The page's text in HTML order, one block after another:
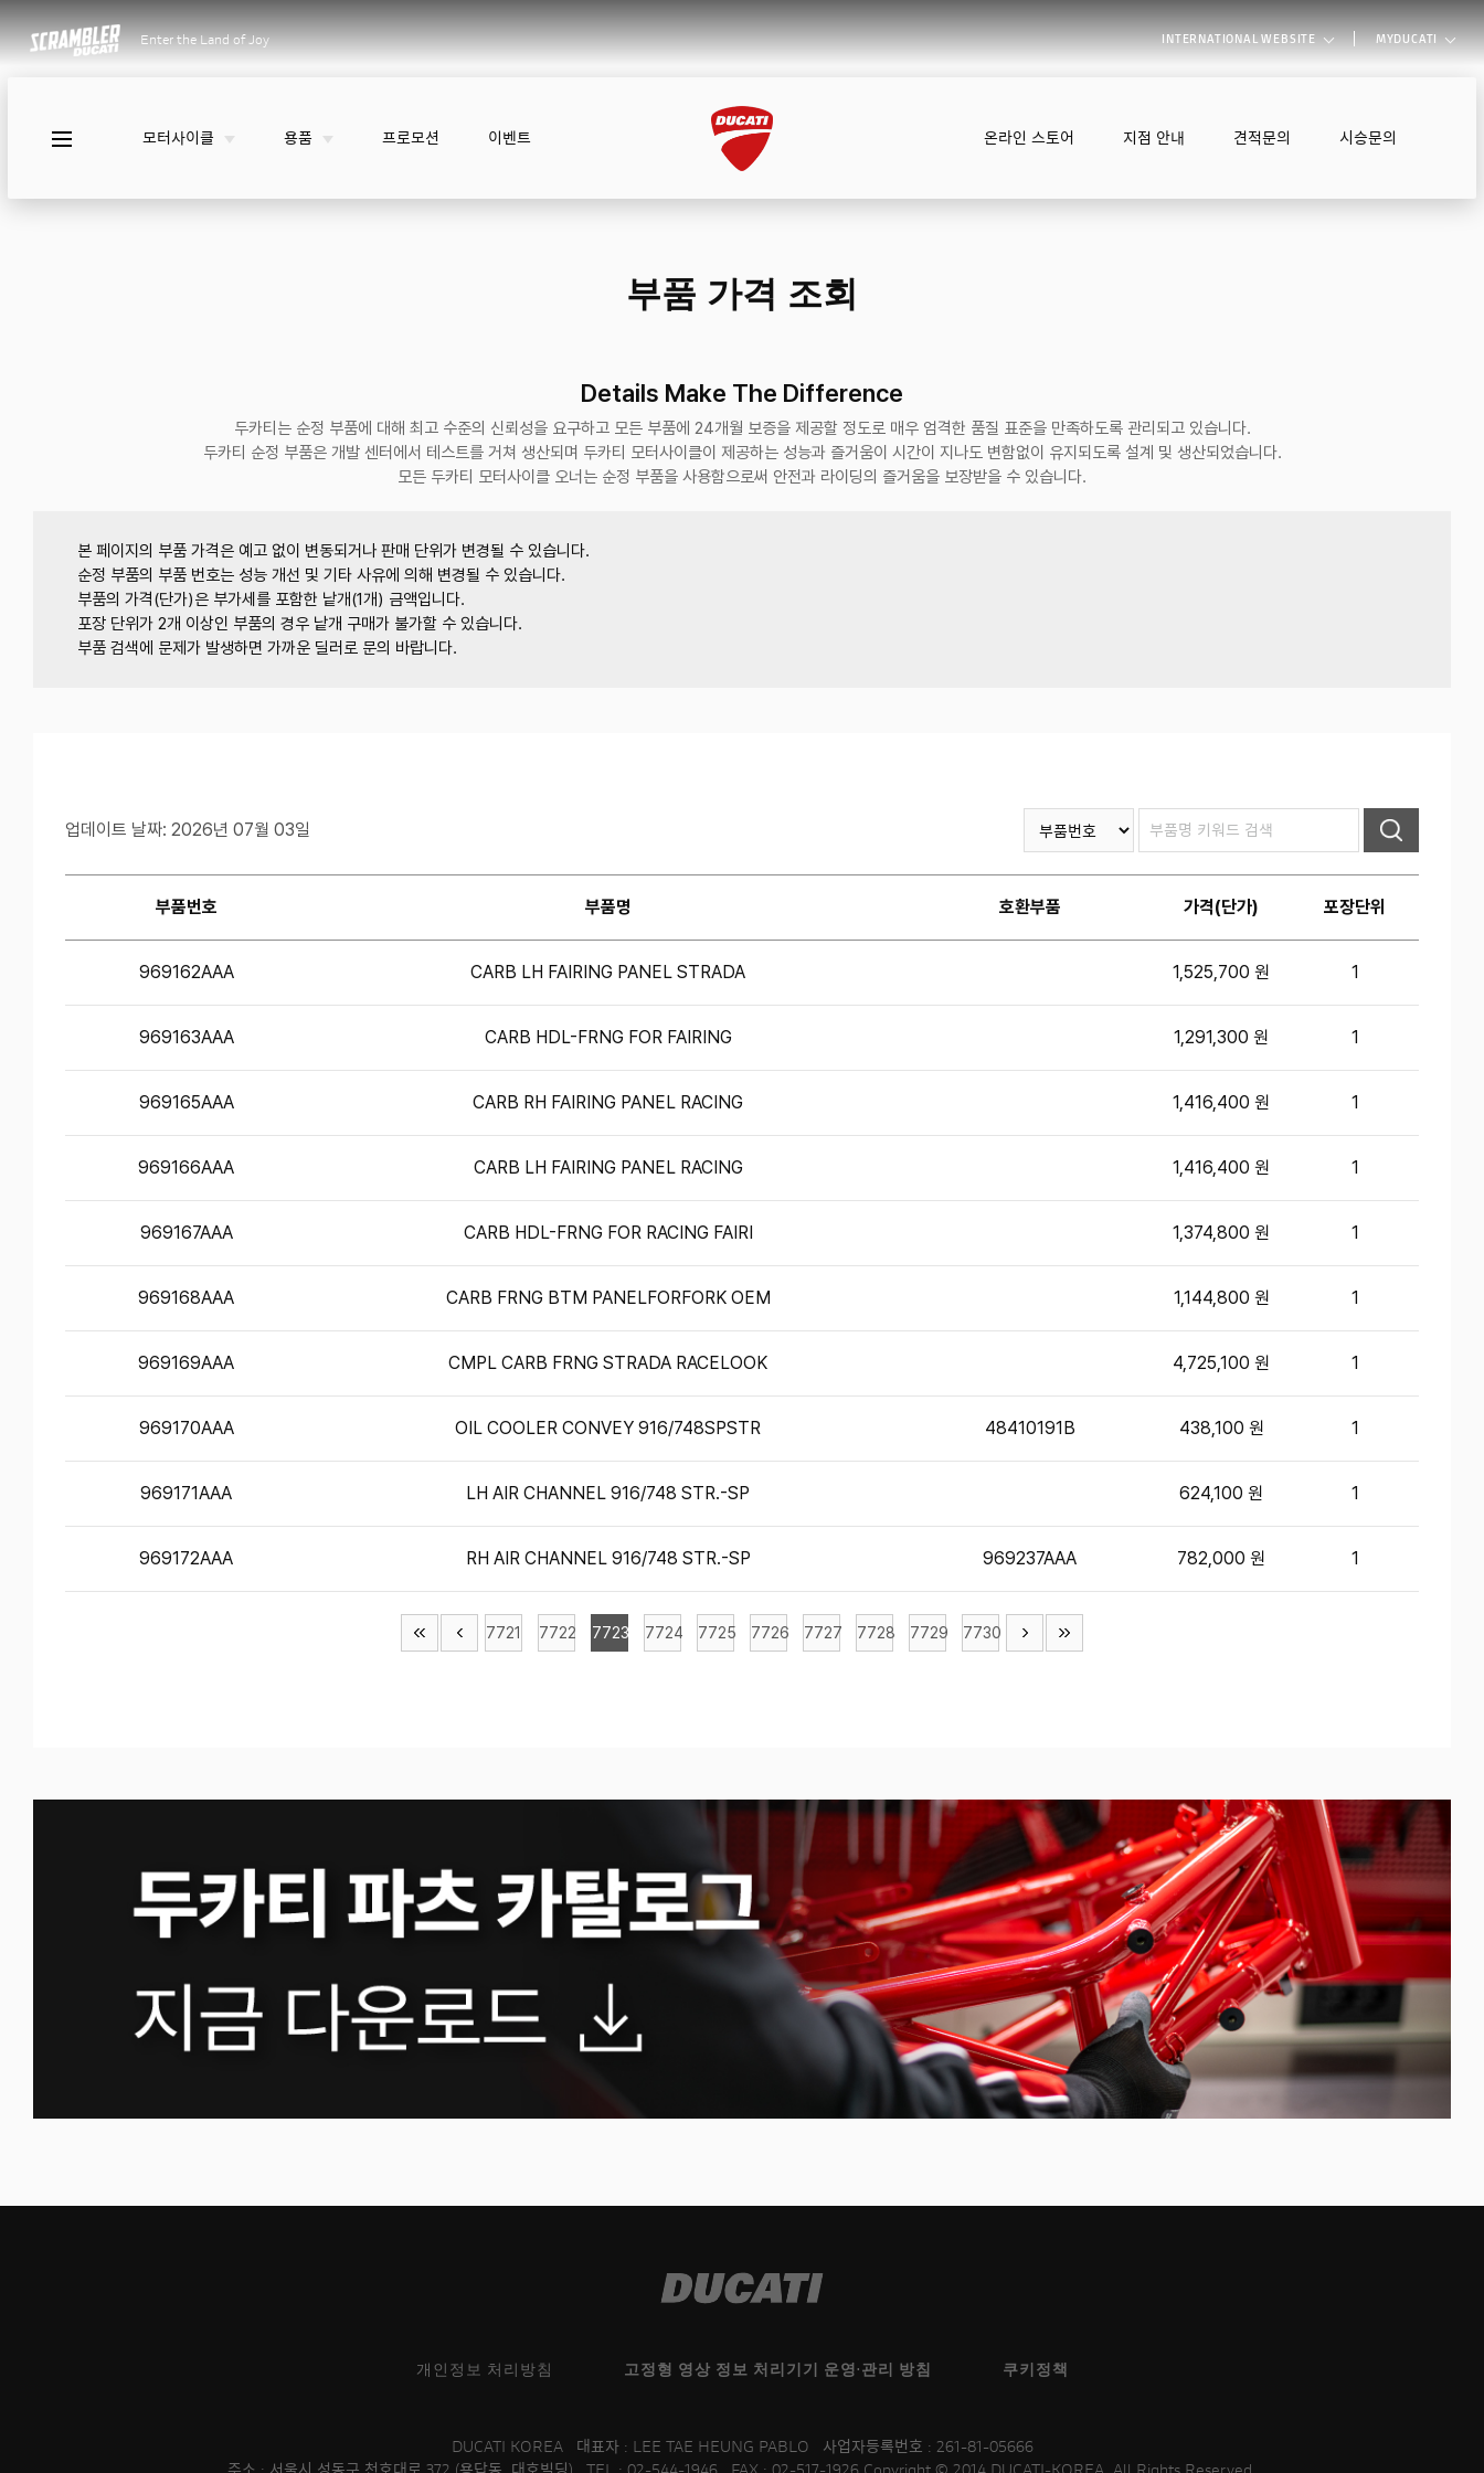
Enter the Land of Joy INTERNATIONAL WEBSITE MYDUCATI
모터사이클 용품 프로모션 이벤트 온라인 스토어 지점 안내 견적문의 시승문의
부품 가격 조회
Details Make The Difference
두카티는 순정 부품에 대해 최고 수준의 신뢰성을 요구하고 모든 부품에 24개월 보증을 제공할 정도로 매우 엄격한 품질 표준을 만족하도록 관리되고 있습니다.
두카티 순정 부품은 개발 센터에서 테스트를 거쳐 생산되며 두카티 모터사이클이 제공하는 성능과 즐거움이 시간이 지나도 변함없이 유지되도록 설계 및 생산되었습니다.
모든 두카티 모터사이클 오너는 순정 부품을 사용함으로써 안전과 라이딩의 즐거움을 보장받을 수 있습니다.
본 페이지의 부품 가격은 예고 없이 변동되거나 판매 단위가 변경될 수 있습니다.
순정 부품의 부품 번호는 성능 개선 및 기타 사유에 의해 변경될 수 있습니다.
부품의 가격(단가)은 부가세를 포함한 낱개(1개) 금액입니다.
포장 단위가 2개 이상인 부품의 경우 낱개 구매가 불가할 수 있습니다.
부품 검색에 문제가 발생하면 가까운 딜러로 문의 바랍니다.
업데이트 날짜: 2026년 07월 03일
부품번호 부품명 호환부품 가격(단가) 포장단위
969162AAA CARB LH FAIRING PANEL STRADA 1,525,700 원 1
969163AAA CARB HDL-FRNG FOR FAIRING 1,291,300 원 1
969165AAA CARB RH FAIRING PANEL RACING 1,416,400 원 1
969166AAA CARB LH FAIRING PANEL RACING 1,416,400 원 1
969167AAA CARB HDL-FRNG FOR RACING FAIRI 1,374,800 원 1
969168AAA CARB FRNG BTM PANELFORFORK OEM 1,144,800 원 1
969169AAA CMPL CARB FRNG STRADA RACELOOK 4,725,100 원 1
969170AAA OIL COOLER CONVEY 916/748SPSTR 48410191B 438,100 원 1
969171AAA LH AIR CHANNEL 916/748 STR.-SP 624,100 원 1
969172AAA RH AIR CHANNEL 916/748 STR.-SP 969237AAA 782,000 원 1
7721 7722 7723 7724 7725 7726 7727 7728 7729 7730
개인정보 처리방침 고정형 영상 정보 처리기기 운영·관리 방침 쿠키정책
DUCATI KOREA 대표자 : LEE TAE HEUNG PABLO 사업자등록번호 : 261-81-05666
주소 : 서울시 성동구 천호대로 372 (용답동, 대호빌딩) TEL : 02-544-1946 FAX : 02-517-1926 Copyright © 2014 DUCATI-KOREA. All Rights Reserved.